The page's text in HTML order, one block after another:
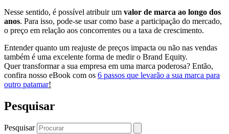
Nesse sentido, é possível atribuir um valor de marca ao longo dos
anos. Para isso, pode-se usar como base a participação do mercado,
o preço em relação aos concorrentes ou a taxa de crescimento.
Entender quanto um reajuste de preços impacta ou não nas vendas
também é uma excelente forma de medir o Brand Equity.
Quer transformar a sua empresa em uma marca poderosa? Então,
confira nosso eBook com os 6 passos que levarão a sua marca para
outro patamar!
Pesquisar
Pesquisar